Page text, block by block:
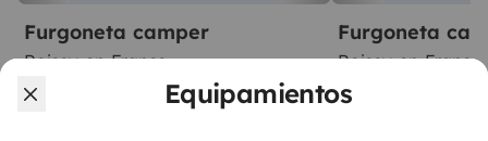
Equipamientos
Furgoneta camper
Roissy-en-France
4 viajeros
A partir de
Furgoneta
Roissy-en-France
4 viajeros